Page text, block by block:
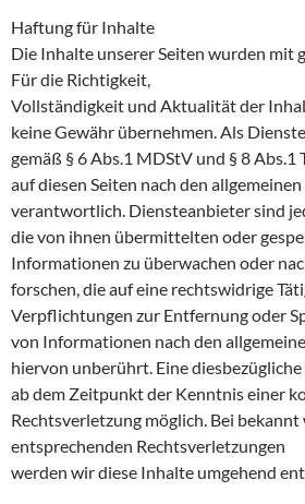
Haftung für Inhalte
Die Inhalte unserer Seiten wurden mit
Für die Richtigkeit,
Vollständigkeit und Aktualität der
keine Gewähr übernehmen. Als
gemäß § 6 Abs.1 MDStV und § 8
auf diesen Seiten nach den
verantwortlich. Diensteanbieter sind
die von ihnen übermittelten oder
Informationen zu überwachen oder
forschen, die auf eine rechtswidrige
Verpflichtungen zur Entfernung oder
von Informationen nach den
hiervon unberührt. Eine
ab dem Zeitpunkt der Kenntnis einer
Rechtsverletzung möglich. Bei bekannt
entsprechenden Rechtsverletzungen
werden wir diese Inhalte umgehend